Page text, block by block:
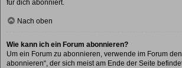
für dich abonniert.
Nach oben
Wie kann ich ein Forum abonnieren?
Um ein Forum zu abonnieren, verwende im Forum
abonnieren“, der sich meist am Ende der Seite